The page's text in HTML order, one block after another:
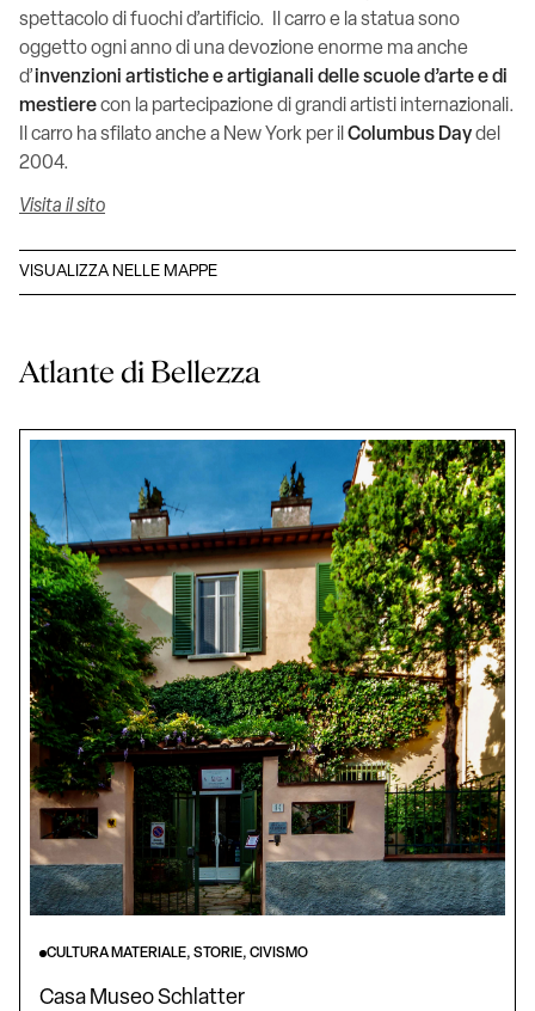
spettacolo di fuochi d’artificio. Il carro e la statua sono
oggetto ogni anno di una devozione enorme ma anche
d’invenzioni artistiche e artigianali delle scuole d’arte e di
mestierecon la partecipazione di grandi artisti internazionali.
Il carro ha sfilato anche a New York per il Columbus Daydel
2004.
Visita il sito
VISUALIZZA NELLE MAPPE
Atlante di Bellezza
CULTURA MATERIALE, STORIE, CIVISMO
Casa Museo Schlatter